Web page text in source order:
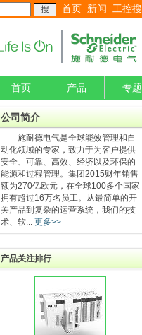
首页 新闻 工控搜
首页 产品 专题
公司简介
施耐德电气是全球能效管理和自
动化领域的专家，致力于为客户提供
安全、可靠、高效、经济以及环保的
能源和过程管理。集团2015财年销售
额为270亿欧元，在全球100多个国家
拥有超过16万名员工。从最简单的开
关产品到复杂的运营系统，我们的技
术、软... 更多>>
产品关注排行